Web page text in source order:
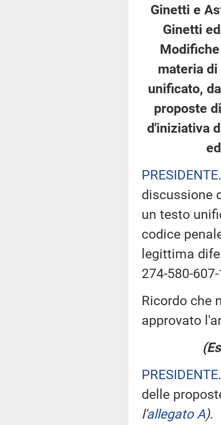
Ginetti e
Ginetti
materia
unificato,
proposte
d'iniziativa
PRESIDENTE
discussione
un testo
codice
legittima
274-580-
Ricordo che
approvato
PRESIDENTE
delle
l'allegato A).